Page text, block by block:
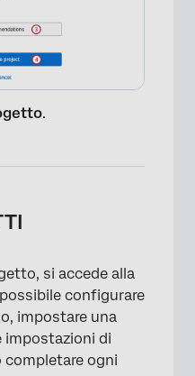
×
.
si accede alla
configurare
impostare una
impostazioni di
completare ogni